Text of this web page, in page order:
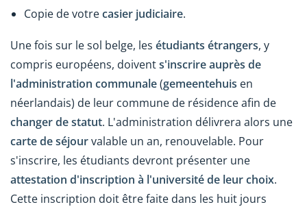
Copie de votrecasier judiciaire.
Une fois sur le sol belge, les étudiants étrangers, y
compris européens, doivents'inscrire auprès de
l'administration communale(gemeentehuis en
néerlandais) de leur commune de résidence afin de
changer de statut. L'administration délivrera alors une
carte de séjourvalable un an, renouvelable. Pour
s'inscrire, les étudiants devront présenter une
attestation d'inscription à l'université de leur choix.
Cette inscription doit être faite dans les huit jours